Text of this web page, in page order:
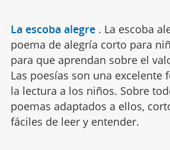
La escoba alegre . La escoba
poema de alegría corto para
para que aprendan sobre el
Las poesías son una excelente
la lectura a los niños. Sobre
poemas adaptados a ellos,
fáciles de leer y entender.